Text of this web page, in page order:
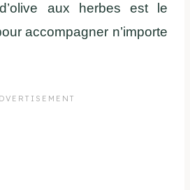
aux herbes est le
accompagner n’importe